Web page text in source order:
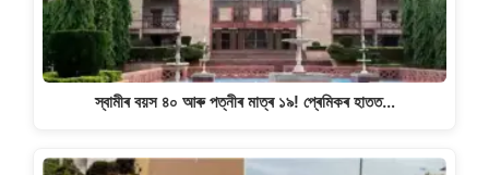
স্বামীৰ বয়স ৪০ আৰু পত্নীৰ মাত্ৰ ১৯! প্ৰেমিকৰ হাতত…